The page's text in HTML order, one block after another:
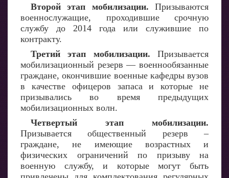
Второй этап мобилизации. Призываются
военнослужащие, проходившие срочную
службу до 2014 года или служившие по
контракту.
Третий этап мобилизации. Призывается
мобилизационный резерв — военнообязанные
граждане, окончившие военные кафедры вузов
в качестве офицеров запаса и которые не
призывались во время предыдущих
мобилизационных волн.
Четвертый этап мобилизации.
Призывается общественный резерв –
граждане, не имеющие возрастных и
физических ограничений по призыву на
военную службу, и которые могут быть